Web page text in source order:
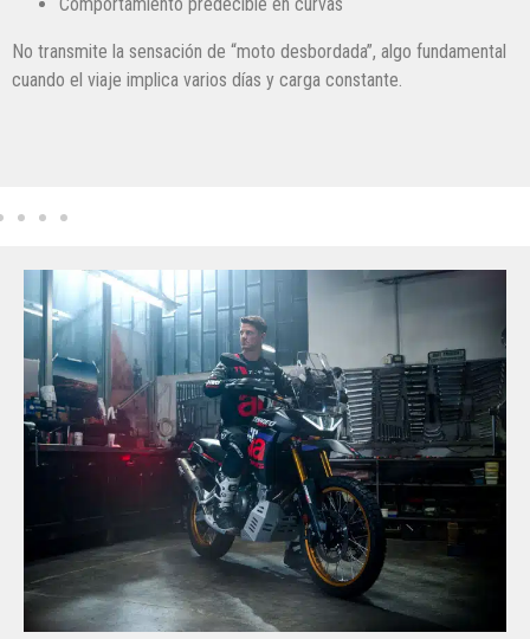
algo fundamental
Comportamiento predecible en
No transmite la sensación de “moto
fundamental cuando el viaje implica